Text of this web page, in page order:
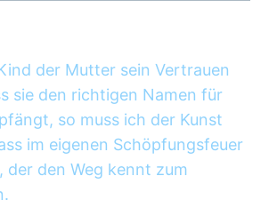
der Mutter sein Vertrauen
sie den richtigen Namen für
so muss ich der Kunst
im eigenen Schöpfungsfeuer
der den Weg kennt zum